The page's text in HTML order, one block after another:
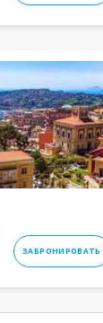
ЗАБРОНИРОВАТЬ